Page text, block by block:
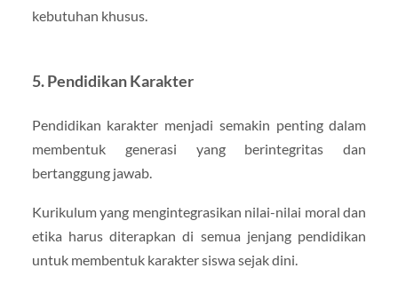
kebutuhan khusus.
5.Pendidikan Karakter
Pendidikan karakter menjadi semakin penting dalam
membentuk generasi yang berintegritas dan
bertanggung jawab.
Kurikulum yang mengintegrasikan nilai-nilai moral dan
etika harus diterapkan di semua jenjang pendidikan
untuk membentuk karakter siswa sejak dini.